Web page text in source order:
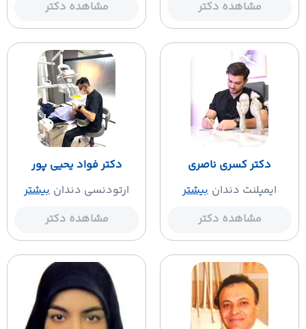
مشاهده دکتر مشاهده دکتر
دکتر کسری ناصری
ایمپلنت دندان بیشتر
مشاهده دکتر
دکتر فواد یحیی پور
ارتودنسی دندان بیشتر
مشاهده دکتر